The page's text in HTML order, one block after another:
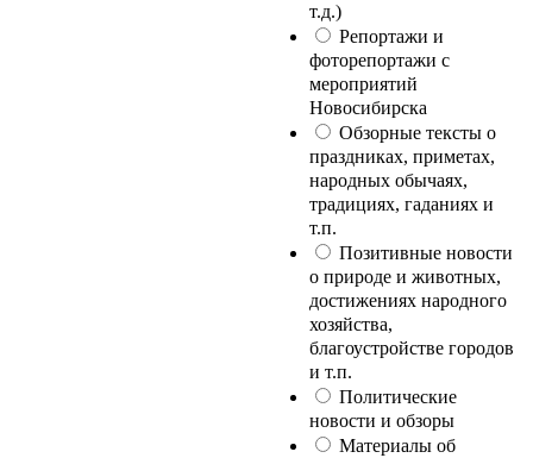
т.д.)
Репортажи и
фоторепортажи с
мероприятий
Новосибирска
Обзорные тексты о
праздниках, приметах,
народных обычаях,
традициях, гаданиях и
т.п.
Позитивные новости
о природе и животных,
достижениях народного
хозяйства,
благоустройстве городов
и т.п.
Политические
новости и обзоры
Материалы об